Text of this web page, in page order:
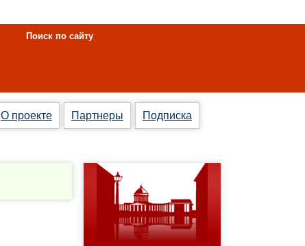
Поиск по сайту
О проекте Партнеры Подписка